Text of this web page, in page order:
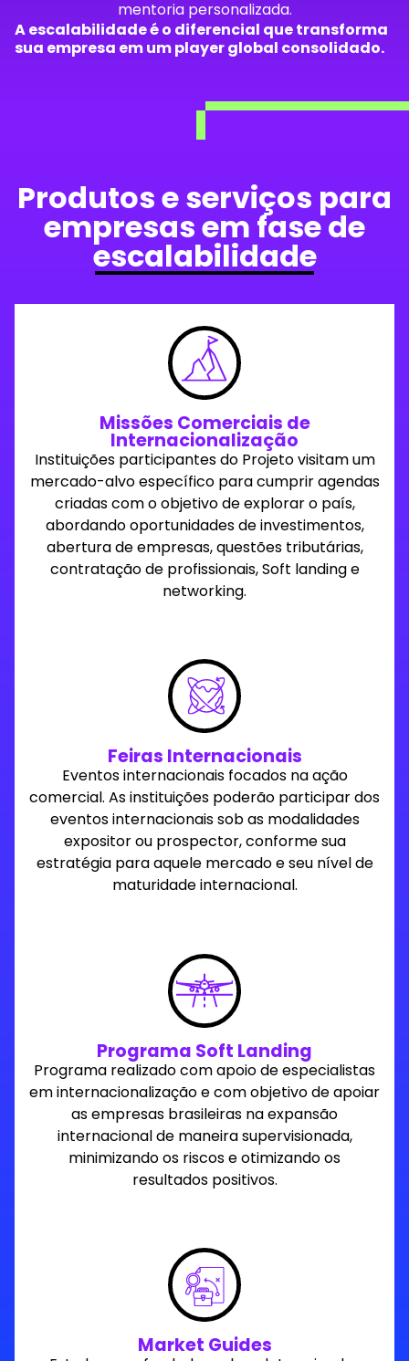
mentoria personalizada.
A escalabilidade é o diferencial que transforma
sua empresa em um player global consolidado.
Produtos e serviços para
empresas em fase de
escalabilidade
Missões Comerciais de
Internacionalização
Instituições participantes do Projeto visitam um
mercado-alvo específico para cumprir agendas
criadas com o objetivo de explorar o país,
abordando oportunidades de investimentos,
abertura de empresas, questões tributárias,
contratação de profissionais, Soft landing e
networking.
Feiras Internacionais
Eventos internacionais focados na ação
comercial. As instituições poderão participar dos
eventos internacionais sob as modalidades
expositor ou prospector, conforme sua
estratégia para aquele mercado e seu nível de
maturidade internacional.
Programa Soft Landing
Programa realizado com apoio de especialistas
em internacionalização e com objetivo de apoiar
as empresas brasileiras na expansão
internacional de maneira supervisionada,
minimizando os riscos e otimizando os
resultados positivos.
Market Guides